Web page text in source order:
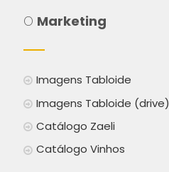
O Marketing
Imagens Tabloide
Imagens Tabloide (drive)
Catálogo Zaeli
Catálogo Vinhos